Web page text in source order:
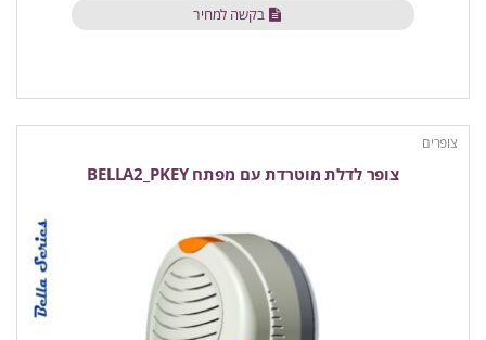
בקשה למחיר
צופרים
צופר לדלת מוטרדת עם מפתח BELLA2_PKEY